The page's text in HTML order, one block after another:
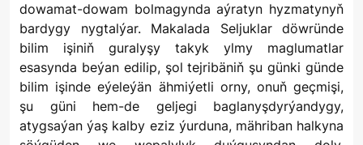
dowamat-dowam bolmagynda aýratyn hyzmatynyň
bardygy nygtalýar. Makalada Seljuklar döwründe
bilim işiniň guralyşy takyk ylmy maglumatlar
esasynda beýan edilip, şol tejribäniň şu günki günde
bilim işinde eýeleýän ähmiýetli orny, onuň geçmişi,
şu güni hem-de geljegi baglanyşdyrýandygy,
atygsaýan ýaş kalby eziz ýurduna, mähriban halkyna